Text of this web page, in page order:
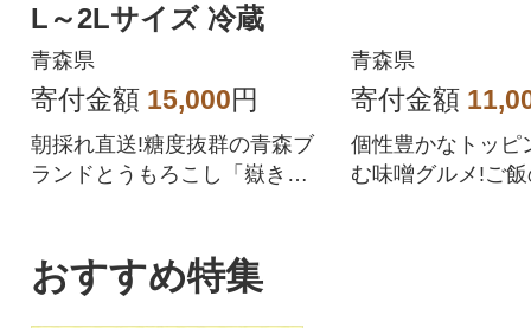
L～2Lサイズ 冷蔵
青森県
寄付金額 15,000円
朝採れ直送!糖度抜群の青森ブ
ランドとうもろこし「嶽き
青森県
寄付金額
個性豊かなトッピ
む味噌グルメ!ご
おすすめ特集